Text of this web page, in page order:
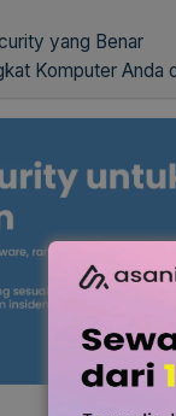
yang Benar
Komputer Anda